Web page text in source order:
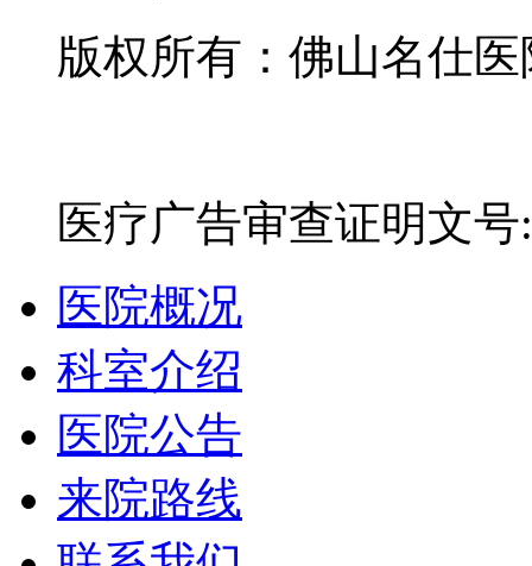
版权所有：佛山名仕
医疗广告审查证明文
医院概况
科室介绍
医院公告
来院路线